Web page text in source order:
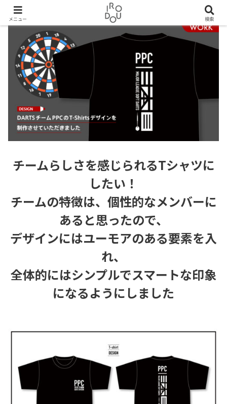
チームらしさを感じられるTシャツに
したい！
チームの特徴は、個性的なメンバーに
あると思ったので、
デザインにはユーモアのある要素を入
れ、
全体的にはシンプルでスマートな印象
になるようにしました
メニュー 検索